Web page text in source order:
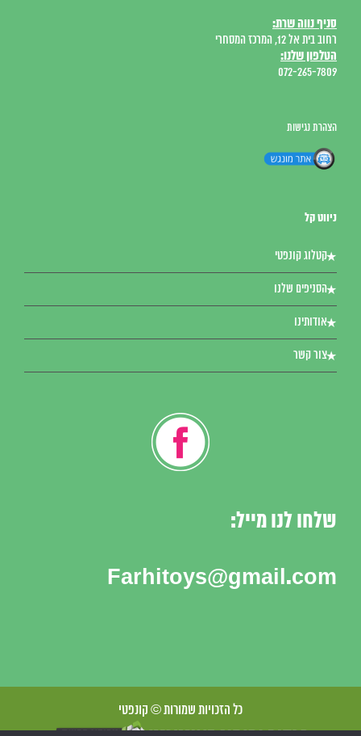
סניף נווה שרת:
רחוב בית אל 12, המרכז המסחרי
הטלפון שלנו:
072-265-7809
הצהרת נגישות
ניווט קל
קטלוג קונפטי
הסניפים שלנו
אודותינו
צור קשר
שלחו לנו מייל:
Farhitoys@gmail.com
כל הזכויות שמורות © קונפטי